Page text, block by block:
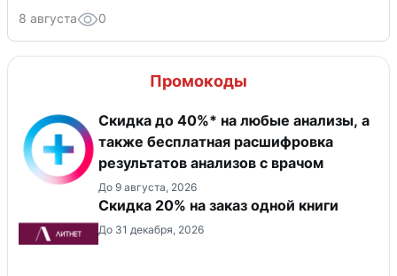
8 августа 0
Промокоды
Скидка до 40%* на любые анализы, а
также бесплатная расшифровка
результатов анализов с врачом
До 9 августа, 2026
Скидка 20% на заказ одной книги
До 31 декабря, 2026